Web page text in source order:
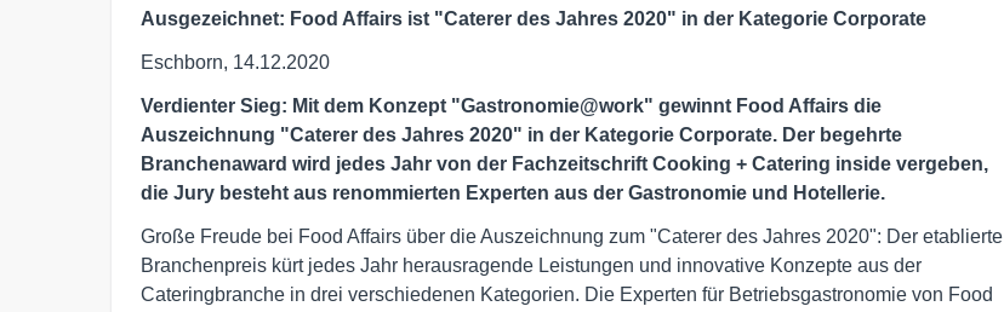
Ausgezeichnet: Food Affairs ist "Caterer des Jahres 2020" in der Kategorie Corporate
Eschborn, 14.12.2020
Verdienter Sieg: Mit dem Konzept "Gastronomie@work" gewinnt Food Affairs die
Auszeichnung "Caterer des Jahres 2020" in der Kategorie Corporate. Der begehrte
Branchenaward wird jedes Jahr von der Fachzeitschrift Cooking + Catering inside vergeben,
die Jury besteht aus renommierten Experten aus der Gastronomie und Hotellerie.
Große Freude bei Food Affairs über die Auszeichnung zum "Caterer des Jahres 2020": Der etablierte
Branchenpreis kürt jedes Jahr herausragende Leistungen und innovative Konzepte aus der
Cateringbranche in drei verschiedenen Kategorien. Die Experten für Betriebsgastronomie von Food